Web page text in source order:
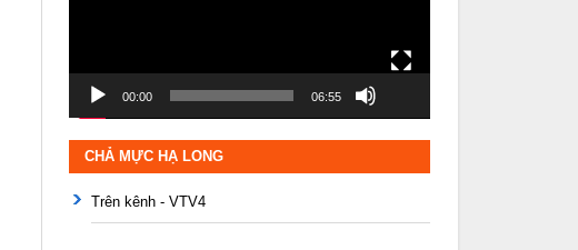
00:00 06:55
CHẢ MỰC HẠ LONG
Trên kênh - VTV4